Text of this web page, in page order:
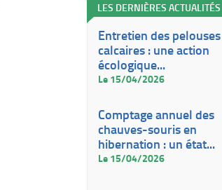
LES DERNIÈRES ACTUALITÉS
Entretien des pelouses
calcaires : une action
écologique...
Le 15/04/2026
Comptage annuel des
chauves-souris en
hibernation : un état...
Le 15/04/2026